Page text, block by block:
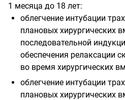
1 месяца до 18 лет:
облегчение интубации
плановых хирургических
последовательной
обеспечения релаксации
во время хирургических
облегчение интубации
плановых хирургических